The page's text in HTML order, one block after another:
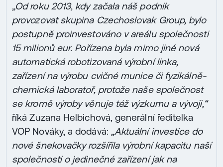
„Od roku 2013, kdy začala náš podnik
provozovat skupina Czechoslovak Group, bylo
postupně proinvestováno v areálu společnosti
15 milionů eur. Pořízena byla mimo jiné nová
automatická robotizovaná výrobní linka,
zařízení na výrobu cvičné munice či fyzikálně-
chemická laboratoř, protože naše společnost
se kromě výroby věnuje též výzkumu a vývoji,“
říká Zuzana Helbichová, generální ředitelka
VOP Nováky, a dodává: „Aktuální investice do
nové šnekovačky rozšířila výrobní kapacitu naší
společnosti o jedinečné zařízení jak na